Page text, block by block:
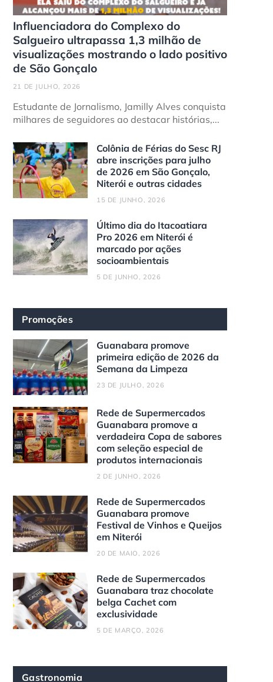
Influenciadora do Complexo do
Salgueiro ultrapassa 1,3 milhão de
visualizações mostrando o lado positivo
de São Gonçalo
21 DE JULHO, 2026
Estudante de Jornalismo, Jamilly Alves conquista
milhares de seguidores ao destacar histórias,...
Colônia de Férias do Sesc RJ
abre inscrições para julho
de 2026 em São Gonçalo,
Niterói e outras cidades
15 DE JUNHO, 2026
Último dia do Itacoatiara
Pro 2026 em Niterói é
marcado por ações
socioambientais
5 DE JUNHO, 2026
Promoções
Guanabara promove
primeira edição de 2026 da
Semana da Limpeza
23 DE JULHO, 2026
Rede de Supermercados
Guanabara promove a
verdadeira Copa de sabores
com seleção especial de
produtos internacionais
2 DE JUNHO, 2026
Rede de Supermercados
Guanabara promove
Festival de Vinhos e Queijos
em Niterói
20 DE MAIO, 2026
Rede de Supermercados
Guanabara traz chocolate
belga Cachet com
exclusividade
5 DE MARÇO, 2026
Gastronomia